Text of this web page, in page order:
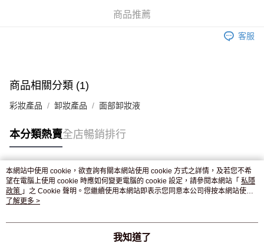
付款後門市自取，訂單確認後2-4個工作天到店，7天內取。逾期後
商品推薦
客服
商品相關分類 (1)
彩妝產品 卸妝產品 面部卸妝液
本分類熱賣全店暢銷排行
熱門標籤
熱銷排行
本網站中使用 cookie，欲查詢有關本網站使用 cookie 方式之詳情，及若您不希
望在電腦上使用 cookie 時應如何變更電腦的 cookie 設定，請參閱本網站「 私隱
政策 」之 Cookie 聲明。您繼續使用本網站即表示您同意本公司得按本網站使用
條款之 Cookie 聲明使用 cookie。
了解更多 >
我知道了